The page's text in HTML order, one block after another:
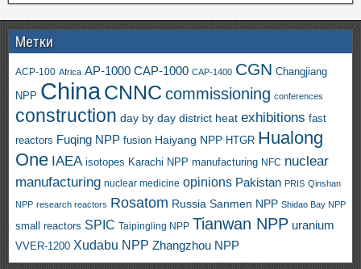
Метки
ACP-100 Africa AP-1000 CAP-1000 CAP-1400 CGN Changjiang
NPP ChinaCNNC commissioning conferences
construction day by day district heat exhibitions fast
reactors Fuqing NPP fusion Haiyang NPP HTGR Hualong
One IAEA isotopes Karachi NPP manufacturing NFC nuclear
manufacturing nuclear medicine opinions Pakistan PRIS Qinshan
NPP research reactors Rosatom Russia Sanmen NPP Shidao Bay NPP
small reactors SPIC Taipingling NPP Tianwan NPP uranium
VVER-1200 Xudabu NPP Zhangzhou NPP